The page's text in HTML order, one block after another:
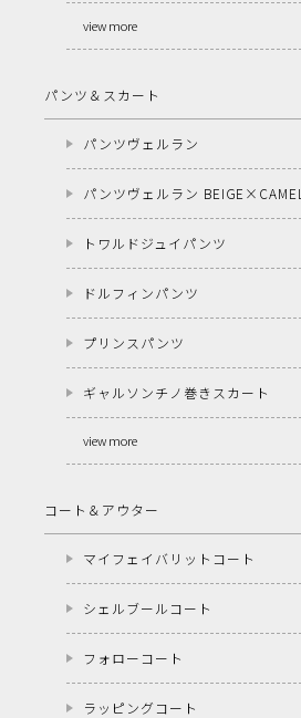
view more
パンツ＆スカート
パンツヴェルラン
パンツヴェルラン BEIGE×CAMEL
トワルドジュイパンツ
ドルフィンパンツ
プリンスパンツ
ギャルソンチノ巻きスカート
view more
コート＆アウター
マイフェイバリットコート
シェルブールコート
フォローコート
ラッピングコート